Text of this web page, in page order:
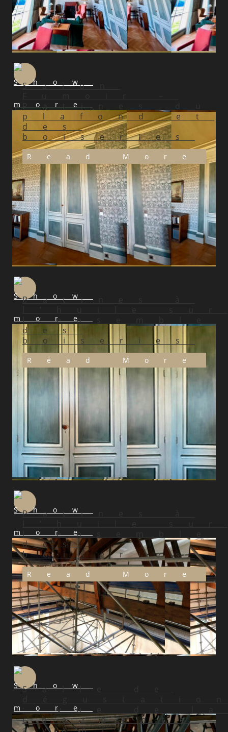
Salon
Patines du
plafond et
des
boiseries
Read More
Patines à
l’ensemble
des
boiseries
Read More
Patines à
l’ensemble
des
boiseries
Read More
Salle de
: vue de la
charpente
avant